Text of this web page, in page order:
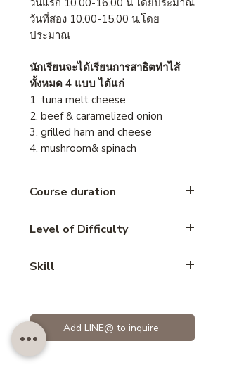
วันแรก 10.00-16.00 น.โดยประมาณ
วันที่สอง 10.00-15.00 น.โดย
ประมาณ
นักเรียนจะได้เรียนการสาธิตทำไส้
ทั้งหมด 4 แบบ ได้แก่
1. tuna melt cheese
2. beef & caramelized onion
3. grilled ham and cheese
4. mushroom& spinach
Course duration
Level of Difficulty
Skill
Add LINE@ to inquire